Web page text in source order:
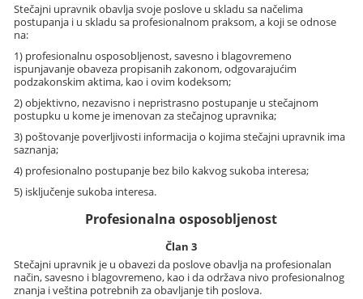
Stečajni upravnik obavlja svoje poslove u skladu sa načelima
postupanja i u skladu sa profesionalnom praksom, a koji se odnose
na:
1) profesionalnu osposobljenost, savesno i blagovremeno
ispunjavanje obaveza propisanih zakonom, odgovarajućim
podzakonskim aktima, kao i ovim kodeksom;
2) objektivno, nezavisno i nepristrasno postupanje u stečajnom
postupku u kome je imenovan za stečajnog upravnika;
3) poštovanje poverljivosti informacija o kojima stečajni upravnik ima
saznanja;
4) profesionalno postupanje bez bilo kakvog sukoba interesa;
5) isključenje sukoba interesa.
Profesionalna osposobljenost
Član 3
Stečajni upravnik je u obavezi da poslove obavlja na profesionalan
način, savesno i blagovremeno, kao i da održava nivo profesionalnog
znanja i veština potrebnih za obavljanje tih poslova.